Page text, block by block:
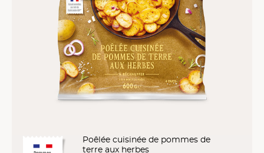
Poêlée cuisinée de pommes de
terre aux herbes